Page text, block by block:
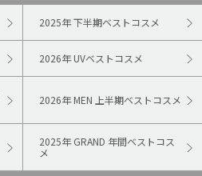
2025年 下半期ベストコスメ
2026年 UVベストコスメ
2026年 MEN 上半期ベストコスメ
2025年 GRAND 年間ベストコス
メ